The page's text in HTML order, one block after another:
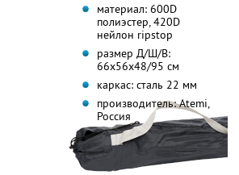
материал: 600D
полиэстер, 420D
нейлон ripstop
размер Д/Ш/В:
66х56х48/95 см
каркас: сталь 22 мм
производитель: Atemi,
Россия